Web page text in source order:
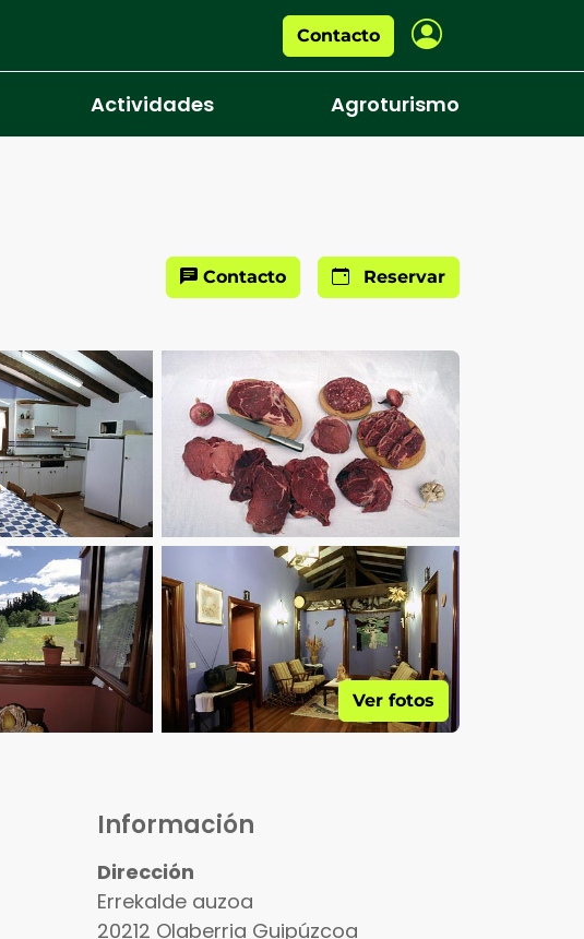
Contacto
Actividades Agroturismo
Contacto Reservar
Ver fotos
Información
Dirección
Errekalde auzoa
20212 Olaberria Guipúzcoa